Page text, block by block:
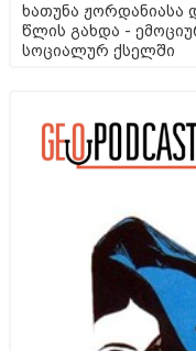
ხათუნა ჟორდანიასა
წლის გახდა -
სოციალურ ქსელში